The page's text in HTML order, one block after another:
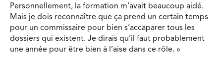
Personnellement, la formation m’avait beaucoup aidé.
Mais je dois reconnaître que ça prend un certain temps
pour un commissaire pour bien s’accaparer tous les
dossiers qui existent. Je dirais qu’il faut probablement
une année pour être bien à l’aise dans ce rôle. »